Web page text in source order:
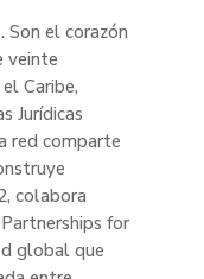
Son el corazón
veinte
Caribe,
Jurídicas
red comparte
colabora
for
global que